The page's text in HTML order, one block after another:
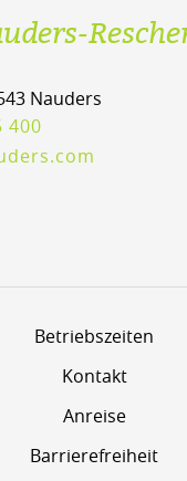
Nauders
400
Betriebszeiten
Kontakt
Anreise
Barrierefreiheit